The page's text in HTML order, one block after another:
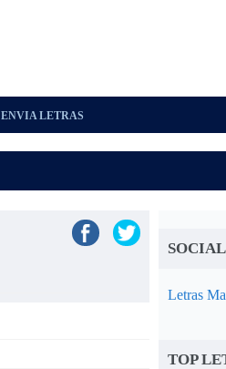
ENVIA LETRAS
SOCIAL
Letras
TOP